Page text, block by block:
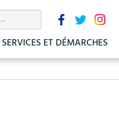
Réseaux
sociaux
SERVICES ET DÉMARCHES